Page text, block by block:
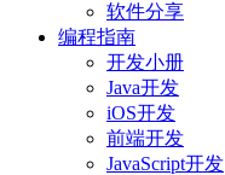
软件分享
编程指南
开发小册
Java开发
iOS开发
前端开发
JavaScript开发